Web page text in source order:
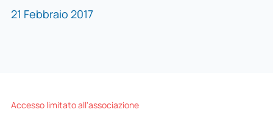
21 Febbraio 2017
Accesso limitato all'associazione